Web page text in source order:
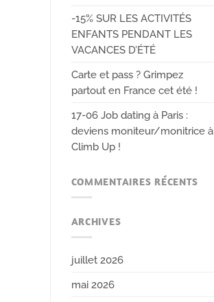
-15% SUR LES ACTIVITÉS
ENFANTS PENDANT LES
VACANCES D’ÉTÉ
Carte et pass ? Grimpez
partout en France cet été !
17-06 Job dating à Paris :
deviens moniteur/monitrice à
Climb Up !
COMMENTAIRES RÉCENTS
ARCHIVES
juillet 2026
mai 2026